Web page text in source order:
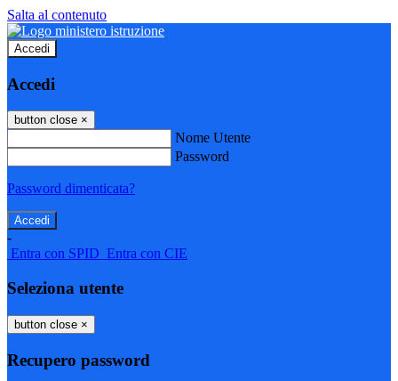
Salta al contenuto
Accedi
Accedi
button close ×
Nome Utente
Password
Password dimenticata?
-
Entra con SPID Entra con CIE
Seleziona utente
button close ×
Recupero password